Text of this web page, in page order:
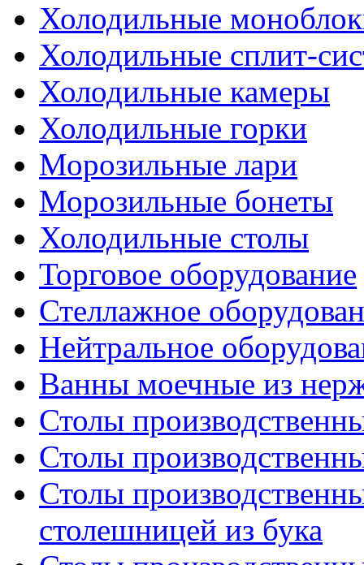
Холодильные
Холодильные сплит-
Холодильные камеры
Холодильные горки
Морозильные лари
Морозильные бонеты
Холодильные столы
Торговое оборудование
Стеллажное
Нейтральное
Ванны моечные из
Столы
Столы
Столы
столешницей из бука